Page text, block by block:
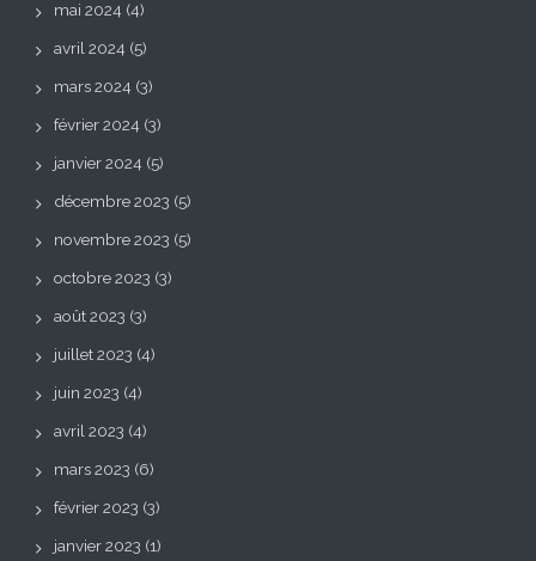
mai 2024 (4)
avril 2024 (5)
mars 2024 (3)
février 2024 (3)
janvier 2024 (5)
décembre 2023 (5)
novembre 2023 (5)
octobre 2023 (3)
août 2023 (3)
juillet 2023 (4)
juin 2023 (4)
avril 2023 (4)
mars 2023 (6)
février 2023 (3)
janvier 2023 (1)